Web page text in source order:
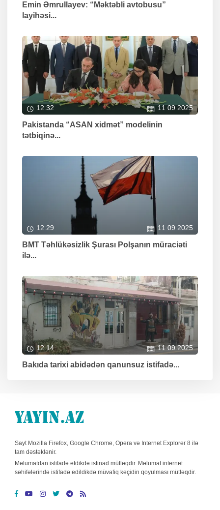
Emin Əmrullayev: “Məktəbli avtobusu”
layihəsi...
12:32 11 09 2025
Pakistanda “ASAN xidmət” modelinin
tətbiqinə...
12:29 11 09 2025
BMT Təhlükəsizlik Şurası Polşanın müraciəti
ilə...
12:14 11 09 2025
Bakıda tarixi abidədən qanunsuz istifadə...
Sayt Mozilla Firefox, Google Chrome, Opera və Internet Explorer 8 ilə
tam dəstəklənir.
Məlumatdan istifadə etdikdə istinad mütləqdir. Məlumat internet
səhifələrində istifadə edildikdə müvafiq keçidin qoyulması mütləqdir.